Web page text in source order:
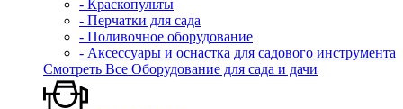
- Краскопульты
- Перчатки для сада
- Поливочное оборудование
- Аксессуары и оснастка для садового инструмента
Смотреть Все Оборудование для сада и дачи